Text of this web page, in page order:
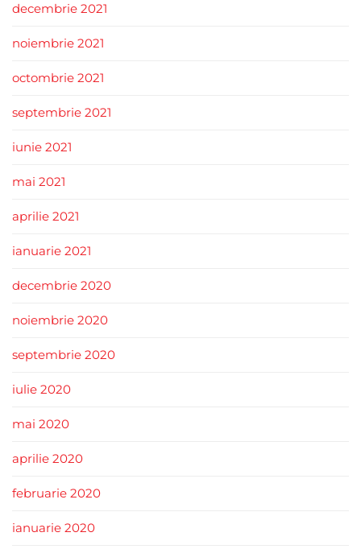
decembrie 2021
noiembrie 2021
octombrie 2021
septembrie 2021
iunie 2021
mai 2021
aprilie 2021
ianuarie 2021
decembrie 2020
noiembrie 2020
septembrie 2020
iulie 2020
mai 2020
aprilie 2020
februarie 2020
ianuarie 2020